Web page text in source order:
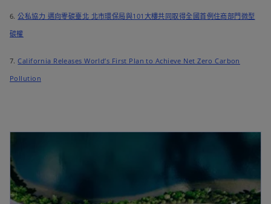
6.公私協力 邁向零碳臺北 北市環保局與101大樓共同取得全國首例住商部門微型
碳權
7.California Releases World’s First Plan to Achieve Net Zero Carbon
Pollution